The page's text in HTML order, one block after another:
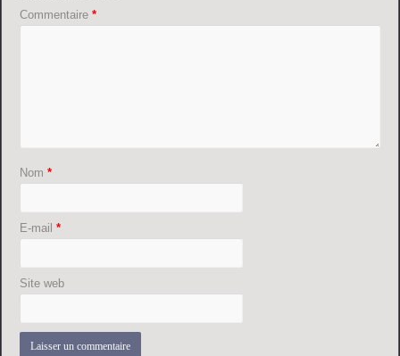
Commentaire*
Nom*
E-mail*
Site web